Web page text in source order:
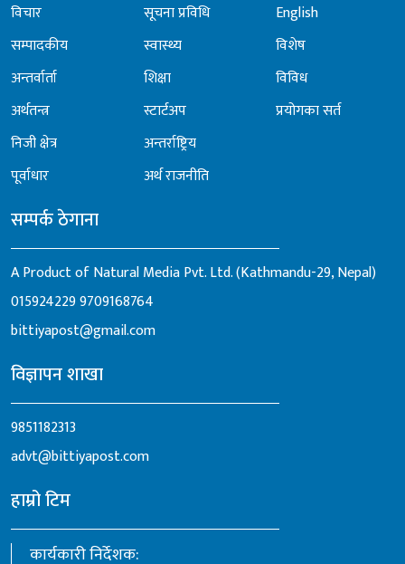
विचार
सम्पादकीय
अन्तर्वार्ता
अर्थतन्त्र
निजी क्षेत्र
पूर्वाधार
सूचना प्रविधि
स्वास्थ्य
शिक्षा
स्टार्टअप
अन्तर्राष्ट्रिय
अर्थ राजनीति
English
विशेष
विविध
प्रयोगका सर्त
सम्पर्क ठेगाना
A Product of Natural Media Pvt. Ltd. (Kathmandu-29, Nepal)
0159242299709168764
bittiyapost@gmail.com
विज्ञापन शाखा
9851182313
advt@bittiyapost.com
हाम्रो टिम
कार्यकारी निर्देशक: